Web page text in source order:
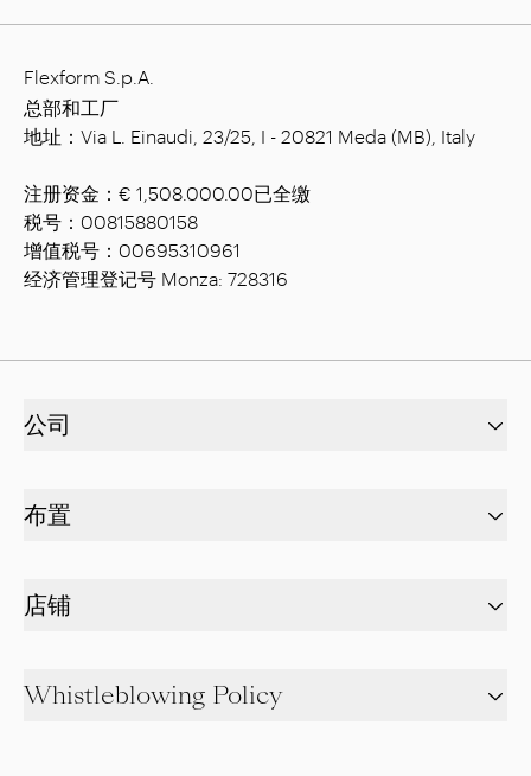
Flexform S.p.A.
总部和工厂
地址：Via L. Einaudi, 23/25, I - 20821 Meda (MB), Italy
注册资金：€ 1,508.000.00已全缴
税号：00815880158
增值税号：00695310961
经济管理登记号 Monza: 728316
公司
布置
店铺
Whistleblowing Policy